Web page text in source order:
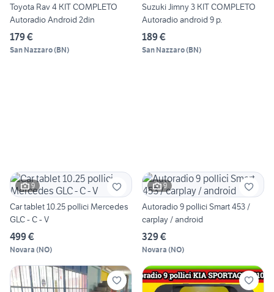
Toyota Rav 4 KIT COMPLETO
Autoradio Android 2din
179 €
San Nazzaro(BN)
Suzuki Jimny 3 KIT COMPLETO
Autoradio android 9 p.
189 €
San Nazzaro(BN)
9
Car tablet 10.25 pollici Mercedes
GLC - C - V
499 €
Novara (NO)
9
Autoradio 9 pollici Smart 453 /
carplay / android
329 €
Novara (NO)